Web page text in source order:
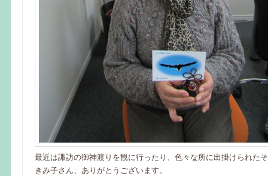
最近は諏訪の御神渡りを観に行ったり、色々な所に出掛けられた
きみ子さん、ありがとうございます。